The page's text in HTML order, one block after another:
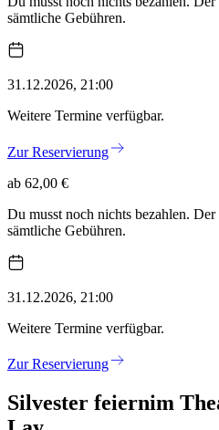
sämtliche Gebühren.
31.12.2026, 21:00
Weitere Termine verfügbar.
Zur Reservierung
ab 62,00 €
Du musst noch nichts bezahlen.
sämtliche Gebühren.
31.12.2026, 21:00
Weitere Termine verfügbar.
Zur Reservierung
Silvester feiernim